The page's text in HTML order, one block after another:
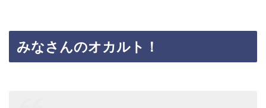
みなさんのオカルト！